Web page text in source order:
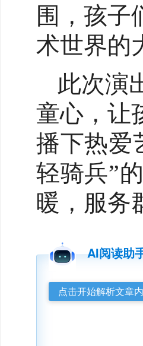
围，孩子
术世界的
此次演
童心，让
播下热爱
轻骑兵”
暖，服务
AI阅读助
点击开始解析文章